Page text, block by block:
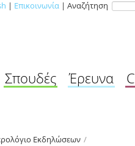
| Επικοινωνία | Αναζήτηση
Σπουδές Έρευνα
Εκδηλώσεων /